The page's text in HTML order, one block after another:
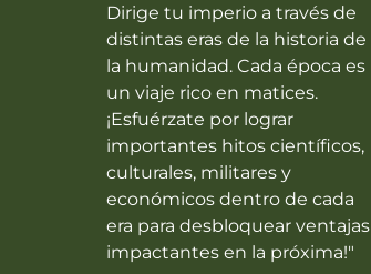
Dirige tu imperio a través de
distintas eras de la historia de
la humanidad. Cada época es
un viaje rico en matices.
¡Esfuérzate por lograr
importantes hitos científicos,
culturales, militares y
económicos dentro de cada
era para desbloquear ventajas
impactantes en la próxima!"